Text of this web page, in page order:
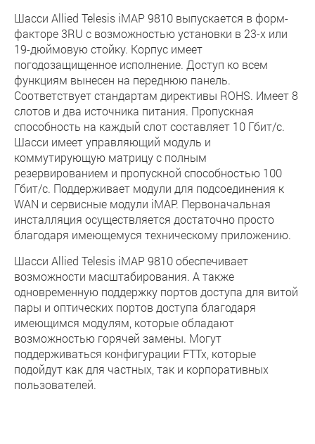
Шасси Allied Telesis iMAP 9810 выпускается в форм-
факторе 3RU с возможностью установки в 23-х или
19-дюймовую стойку. Корпус имеет
погодозащищенное исполнение. Доступ ко всем
функциям вынесен на переднюю панель.
Соответствует стандартам директивы ROHS. Имеет 8
слотов и два источника питания. Пропускная
способность на каждый слот составляет 10 Гбит/с.
Шасси имеет управляющий модуль и
коммутирующую матрицу с полным
резервированием и пропускной способностью 100
Гбит/с. Поддерживает модули для подсоединения к
WAN и сервисные модули iMAP. Первоначальная
инсталляция осуществляется достаточно просто
благодаря имеющемуся техническому приложению.
Шасси Allied Telesis iMAP 9810 обеспечивает
возможности масштабирования. А также
одновременную поддержку портов доступа для витой
пары и оптических портов доступа благодаря
имеющимся модулям, которые обладают
возможностью горячей замены. Могут
поддерживаться конфигурации FTTx, которые
подойдут как для частных, так и корпоративных
пользователей.